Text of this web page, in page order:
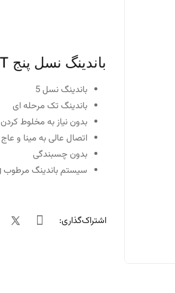
باندینگ نسل پنج Charm bond DENTKIST
باندینگ نسل 5
باندینگ تک مرحله ای
بدون نیاز به مخلوط کردن
اتصال عالی به مینا و عاج
بدون چسبندگی
سیستم باندینگ مرطوب Wet Bonding
اشتراک‌گذاری: